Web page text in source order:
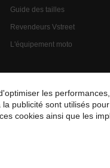
Guide des tailles
Revendeurs Vstreet
L'équipement moto
les
publicité sont utilisés
cookies ainsi que les